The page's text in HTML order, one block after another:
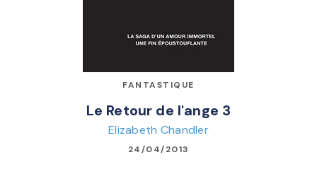
FANTASTIQUE
Le Retour de l'ange 3
Elizabeth Chandler
24/04/2013